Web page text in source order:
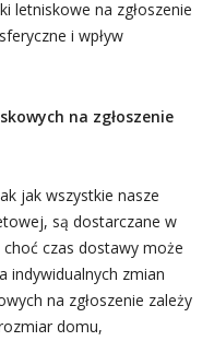
letniskowe na zgłoszenie
i wpływ
na zgłoszenie
jak wszystkie nasze
są dostarczane w
czas dostawy może
indywidualnych zmian
na zgłoszenie zależy
domu,